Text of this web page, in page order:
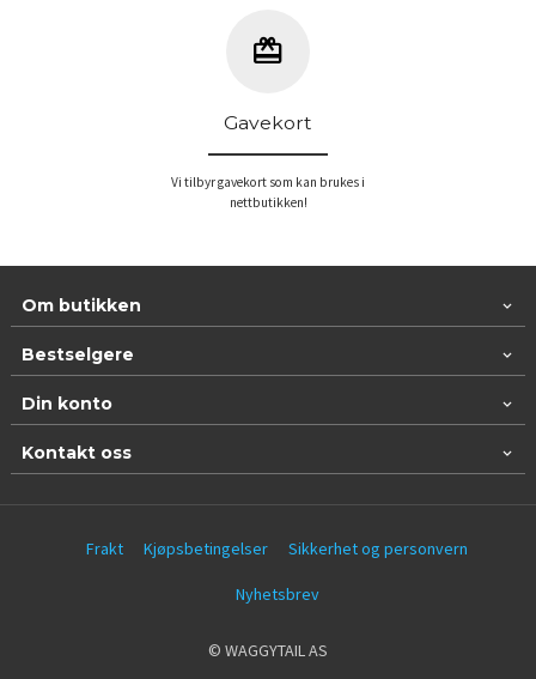
Gavekort
Vi tilbyr gavekort som kan brukes i
nettbutikken!
Om butikken
Bestselgere
Din konto
Kontakt oss
Frakt Kjøpsbetingelser Sikkerhet og personvern
Nyhetsbrev
© WAGGYTAIL AS